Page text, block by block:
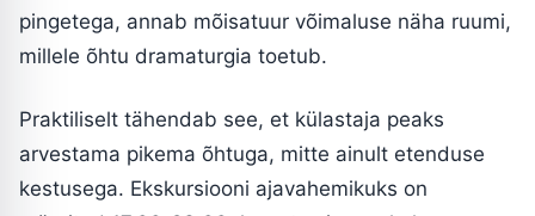
pingetega, annab mõisatuur võimaluse näha ruumi,
millele õhtu dramaturgia toetub.
Praktiliselt tähendab see, et külastaja peaks
arvestama pikema õhtuga, mitte ainult etenduse
kestusega. Ekskursiooni ajavahemikuks on